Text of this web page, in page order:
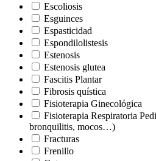
Escoliosis
Esguinces
Espasticidad
Espondilolistesis
Estenosis
Estenosis glutea
Fascitis Plantar
Fibrosis quística
Fisioterapia Ginecológica
Fisioterapia Respiratoria
bronquilitis, mocos…)
Fracturas
Frenillo